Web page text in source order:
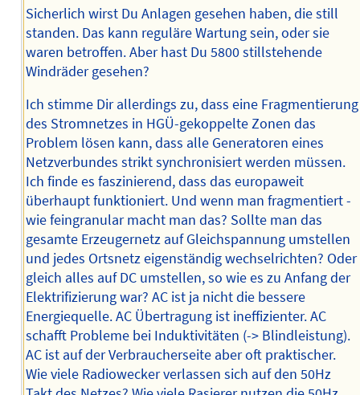
Sicherlich wirst Du Anlagen gesehen haben, die still
standen. Das kann reguläre Wartung sein, oder sie
waren betroffen. Aber hast Du 5800 stillstehende
Windräder gesehen?
Ich stimme Dir allerdings zu, dass eine Fragmentierung
des Stromnetzes in HGÜ-gekoppelte Zonen das
Problem lösen kann, dass alle Generatoren eines
Netzverbundes strikt synchronisiert werden müssen.
Ich finde es faszinierend, dass das europaweit
überhaupt funktioniert. Und wenn man fragmentiert -
wie feingranular macht man das? Sollte man das
gesamte Erzeugernetz auf Gleichspannung umstellen
und jedes Ortsnetz eigenständig wechselrichten? Oder
gleich alles auf DC umstellen, so wie es zu Anfang der
Elektrifizierung war? AC ist ja nicht die bessere
Energiequelle. AC Übertragung ist ineffizienter. AC
schafft Probleme bei Induktivitäten (-> Blindleistung).
AC ist auf der Verbraucherseite aber oft praktischer.
Wie viele Radiowecker verlassen sich auf den 50Hz